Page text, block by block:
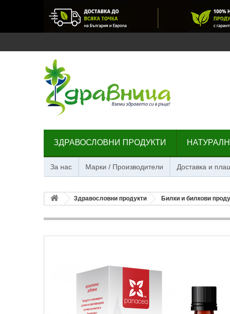
ЗДРАВОСЛОВНИ ПРОДУКТИ
За нас Марки / Производители Доставка и
Здравословни продукти Билки и билкови